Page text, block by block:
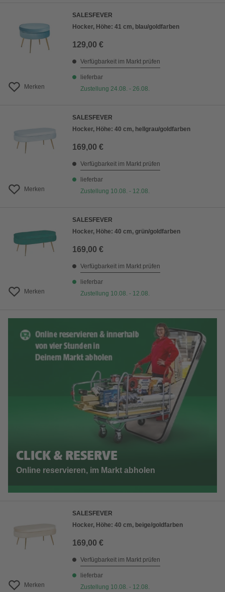
Merken
SALESFEVER
Hocker, Höhe: 41 cm, blau/goldfarben
129,00 €
Verfügbarkeit im Markt prüfen
lieferbar
Zustellung 24.08. - 26.08.
Merken
SALESFEVER
Hocker, Höhe: 40 cm, hellgrau/goldfarben
169,00 €
Verfügbarkeit im Markt prüfen
lieferbar
Zustellung 10.08. - 12.08.
Merken
SALESFEVER
Hocker, Höhe: 40 cm, grün/goldfarben
169,00 €
Verfügbarkeit im Markt prüfen
lieferbar
Zustellung 10.08. - 12.08.
CLICK & RESERVE
Online reservieren, im Markt abholen
Merken
SALESFEVER
Hocker, Höhe: 40 cm, beige/goldfarben
169,00 €
Verfügbarkeit im Markt prüfen
lieferbar
Zustellung 10.08. - 12.08.